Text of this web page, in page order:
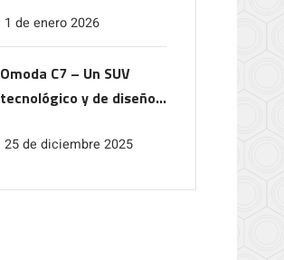
1 de enero 2026
Omoda C7 – Un SUV
tecnológico y de diseño
25 de diciembre 2025